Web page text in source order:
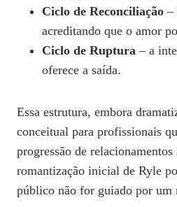
Ciclo de Reconciliação –
acreditando que o amor
Ciclo de Ruptura – a
oferece a saída.
Essa estrutura, embora
conceitual para profissionais
progressão de
romantização inicial de Ryle
público não for guiado por um